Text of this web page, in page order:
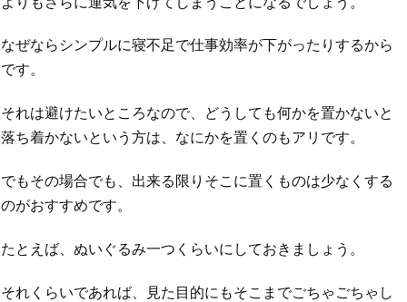
なぜならシンプルに寝不足で仕事効率が下がったりするから
です。
それは避けたいところなので、どうしても何かを置かないと
落ち着かないという方は、なにかを置くのもアリです。
でもその場合でも、出来る限りそこに置くものは少なくする
のがおすすめです。
たとえば、ぬいぐるみ一つくらいにしておきましょう。
それくらいであれば、見た目的にもそこまでごちゃごちゃし